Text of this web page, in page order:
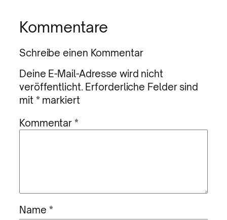
Kommentare
Schreibe einen Kommentar
Deine E-Mail-Adresse wird nicht
veröffentlicht. Erforderliche Felder sind
mit * markiert
Kommentar*
Name *